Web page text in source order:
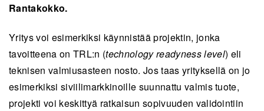
Rantakokko.
Yritys voi esimerkiksi käynnistää projektin, jonka
tavoitteena on TRL:n (technology readyness level) eli
teknisen valmiusasteen nosto. Jos taas yrityksellä on jo
esimerkiksi siviilimarkkinoille suunnattu valmis tuote,
projekti voi keskittyä ratkaisun sopivuuden validointiin